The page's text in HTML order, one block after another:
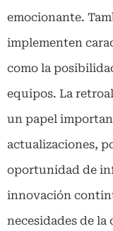
emocionante.
implementen
como la
equipos. La
un papel
actualizaciones,
oportunidad de
innovación
necesidades de